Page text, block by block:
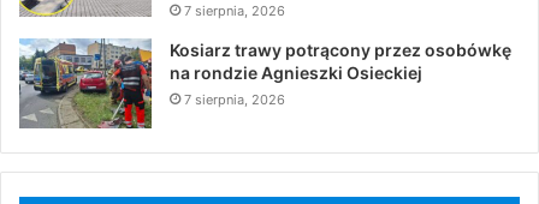
7 sierpnia, 2026
Kosiarz trawy potrącony przez osobówkę
na rondzie Agnieszki Osieckiej
7 sierpnia, 2026